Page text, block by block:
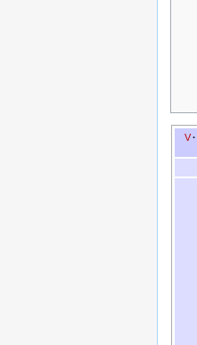
V·